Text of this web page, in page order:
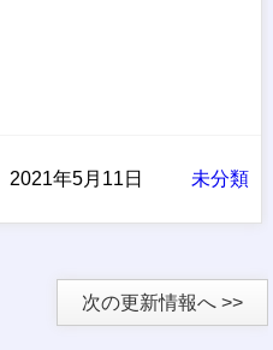
未分類
2021年5月11日
次の更新情報へ >>